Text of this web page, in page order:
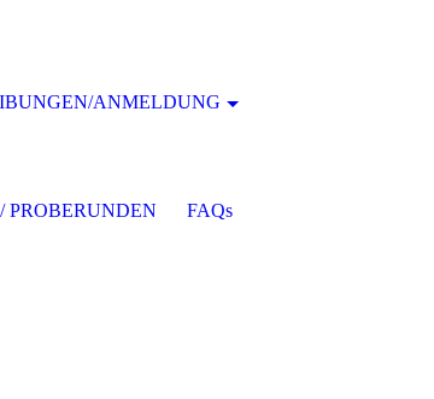
ANMELDUNG
PROBERUNDEN FAQs